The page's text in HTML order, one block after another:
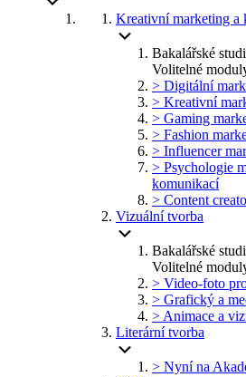
Kreativní marketing a
Bakalářské
Volitelné
> Digitální
> Kreativní
> Gaming
> Fashion
> Influencer
> Psychologie
komunikací
> Content
Vizuální tvorba
Bakalářské
Volitelné
> Video-foto
> Grafický a
> Animace a
Literární tvorba
> Nyní na